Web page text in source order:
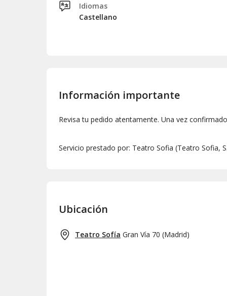
Idiomas
Castellano
Información importante
Revisa tu pedido atentamente. Una vez
Servicio prestado por: Teatro Sofia (Teatro Sofia,
Ubicación
Teatro Sofía Gran Vía 70 (Madrid)